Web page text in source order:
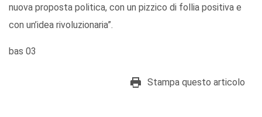
nuova proposta politica, con un pizzico di follia positiva e
con un’idea rivoluzionaria”.
bas 03
Stampa questo articolo